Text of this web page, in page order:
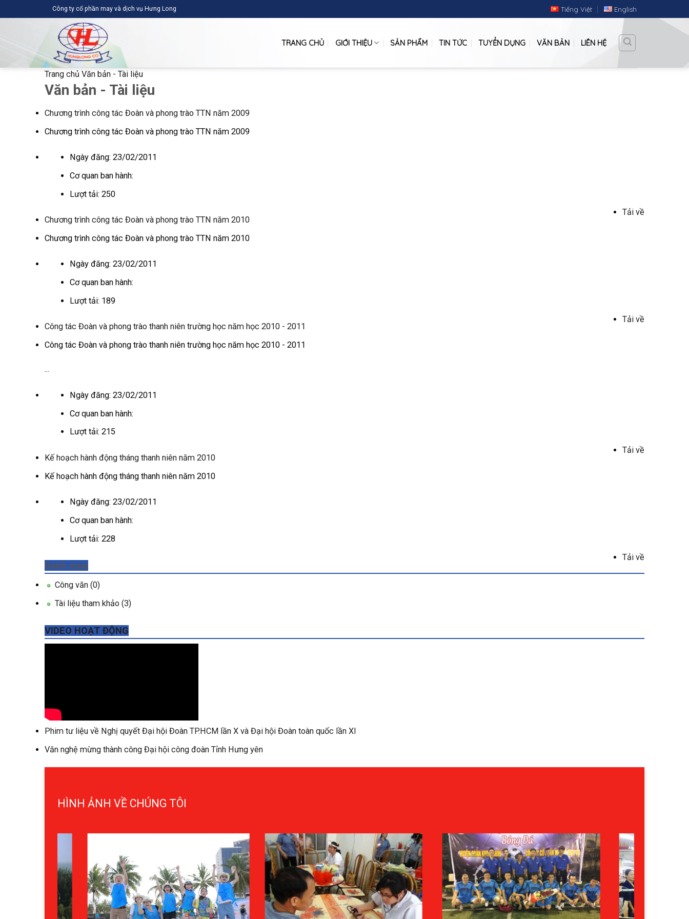
to
Công ty cổ phần may và dịch vụ Hưng Long Tiếng Việt English
TRANG CHỦ GIỚI THIỆU SẢN PHẨM TIN TỨC TUYỂN DỤNG VĂN BẢN LIÊN HỆ
Trang chủ Văn bản - Tài liệu
Văn bản - Tài liệu
Chương trình công tác Đoàn và phong trào TTN năm 2009
Chương trình công tác Đoàn và phong trào TTN năm 2009
Ngày đăng: 23/02/2011
Cơ quan ban hành:
Lượt tải: 250
Tải về
Chương trình công tác Đoàn và phong trào TTN năm 2010
Chương trình công tác Đoàn và phong trào TTN năm 2010
Ngày đăng: 23/02/2011
Cơ quan ban hành:
Lượt tải: 189
Tải về
Công tác Đoàn và phong trào thanh niên trường học năm học 2010 - 2011
Công tác Đoàn và phong trào thanh niên trường học năm học 2010 - 2011
...
Ngày đăng: 23/02/2011
Cơ quan ban hành:
Lượt tải: 215
Tải về
Kế hoạch hành động tháng thanh niên năm 2010
Kế hoạch hành động tháng thanh niên năm 2010
Ngày đăng: 23/02/2011
Cơ quan ban hành:
Lượt tải: 228
Tải về
Danh mục
Công văn (0)
Tài liệu tham khảo (3)
VIDEO HOẠT ĐỘNG
Phim tư liệu về Nghị quyết Đại hội Đoàn TP.HCM lần X và Đại hội Đoàn toàn quốc lần XI
Văn nghệ mừng thành công Đại hội công đoàn Tỉnh Hưng yên
HÌNH ẢNH VỀ CHÚNG TÔI